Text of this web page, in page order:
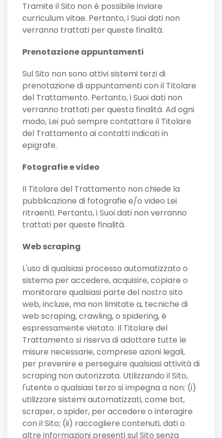
Tramite il Sito non è possibile inviare
curriculum vitae. Pertanto, i Suoi dati non
verranno trattati per queste finalità.
Prenotazione appuntamenti
Sul Sito non sono attivi sistemi terzi di
prenotazione di appuntamenti con il Titolare
del Trattamento. Pertanto, i Suoi dati non
verranno trattati per questa finalità. Ad ogni
modo, Lei può sempre contattare il Titolare
del Trattamento ai contatti indicati in
epigrafe.
Fotografie e video
Il Titolare del Trattamento non chiede la
pubblicazione di fotografie e/o video Lei
ritraenti. Pertanto, i Suoi dati non verranno
trattati per queste finalità.
Web scraping
L'uso di qualsiasi processo automatizzato o
sistema per accedere, acquisire, copiare o
monitorare qualsiasi parte del nostro sito
web, incluse, ma non limitate a, tecniche di
web scraping, crawling, o spidering, è
espressamente vietato. Il Titolare del
Trattamento si riserva di adottare tutte le
misure necessarie, comprese azioni legali,
per prevenire e perseguire qualsiasi attività di
scraping non autorizzata. Utilizzando il Sito,
l'utente o qualsiasi terzo si impegna a non: (i)
utilizzare sistemi automatizzati, come bot,
scraper, o spider, per accedere o interagire
con il Sito; (ii) raccogliere contenuti, dati o
altre informazioni presenti sul Sito senza